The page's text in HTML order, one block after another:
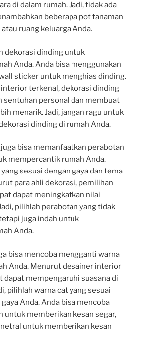
di dalam rumah. Jadi, tidak ada
beberapa pot tanaman
ruang keluarga Anda.
dekorasi dinding untuk
Anda. Anda bisa menggunakan
sticker untuk menghias dinding.
terkenal, dekorasi dinding
sentuhan personal dan membuat
menarik. Jadi, jangan ragu untuk
dinding di rumah Anda.
bisa memanfaatkan perabotan
mempercantik rumah Anda.
sesuai dengan gaya dan tema
para ahli dekorasi, pemilihan
dapat meningkatkan nilai
pilihlah perabotan yang tidak
juga indah untuk
Anda.
bisa mencoba mengganti warna
Anda. Menurut desainer interior
dapat mempengaruhi suasana di
pilihlah warna cat yang sesuai
Anda. Anda bisa mencoba
untuk memberikan kesan segar,
untuk memberikan kesan